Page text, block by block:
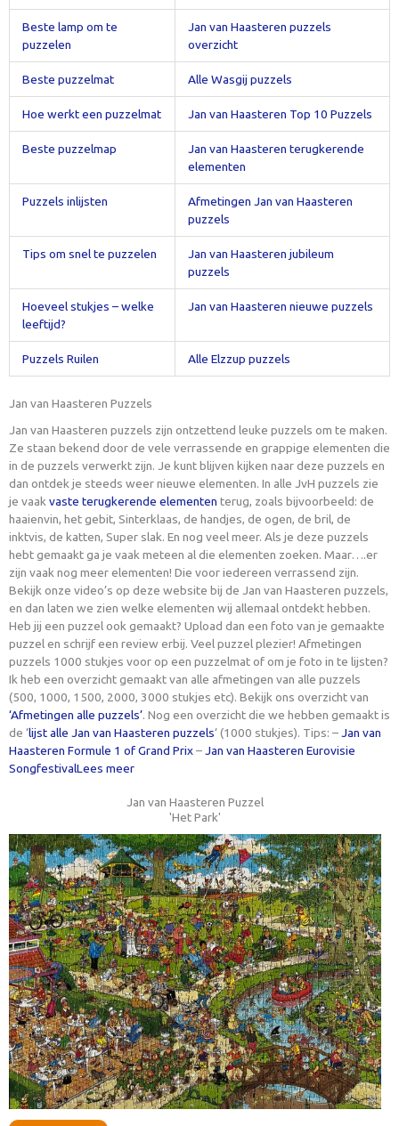
Beste lamp om te
puzzelen
Jan van Haasteren puzzels
overzicht
Beste puzzelmat Alle Wasgij puzzels
Hoe werkt een puzzelmat Jan van Haasteren Top 10 Puzzels
Beste puzzelmap
Jan van Haasteren terugkerende
elementen
Puzzels inlijsten
Afmetingen Jan van Haasteren
puzzels
Tips om snel te puzzelen
Jan van Haasteren jubileum
puzzels
Hoeveel stukjes – welke
leeftijd?
Jan van Haasteren nieuwe puzzels
Puzzels Ruilen Alle Elzzup puzzels
Jan van Haasteren Puzzels
Jan van Haasteren puzzels zijn ontzettend leuke puzzels om te maken.
Ze staan bekend door de vele verrassende en grappige elementen die
in de puzzels verwerkt zijn. Je kunt blijven kijken naar deze puzzels en
dan ontdek je steeds weer nieuwe elementen. In alle JvH puzzels zie
je vaak vaste terugkerende elementen terug, zoals bijvoorbeeld: de
haaienvin, het gebit, Sinterklaas, de handjes, de ogen, de bril, de
inktvis, de katten, Super slak. En nog veel meer. Als je deze puzzels
hebt gemaakt ga je vaak meteen al die elementen zoeken. Maar….er
zijn vaak nog meer elementen! Die voor iedereen verrassend zijn.
Bekijk onze video’s op deze website bij de Jan van Haasteren puzzels,
en dan laten we zien welke elementen wij allemaal ontdekt hebben.
Heb jij een puzzel ook gemaakt? Upload dan een foto van je gemaakte
puzzel en schrijf een review erbij. Veel puzzel plezier! Afmetingen
puzzels 1000 stukjes voor op een puzzelmat of om je foto in te lijsten?
Ik heb een overzicht gemaakt van alle afmetingen van alle puzzels
(500, 1000, 1500, 2000, 3000 stukjes etc). Bekijk ons overzicht van
‘Afmetingen alle puzzels’. Nog een overzicht die we hebben gemaakt is
de ‘lijst alle Jan van Haasteren puzzels‘ (1000 stukjes). Tips: –Jan van
Haasteren Formule 1 of Grand Prix–Jan van Haasteren Eurovisie
SongfestivalLees meer
Jan van Haasteren Puzzel
'Het Park'